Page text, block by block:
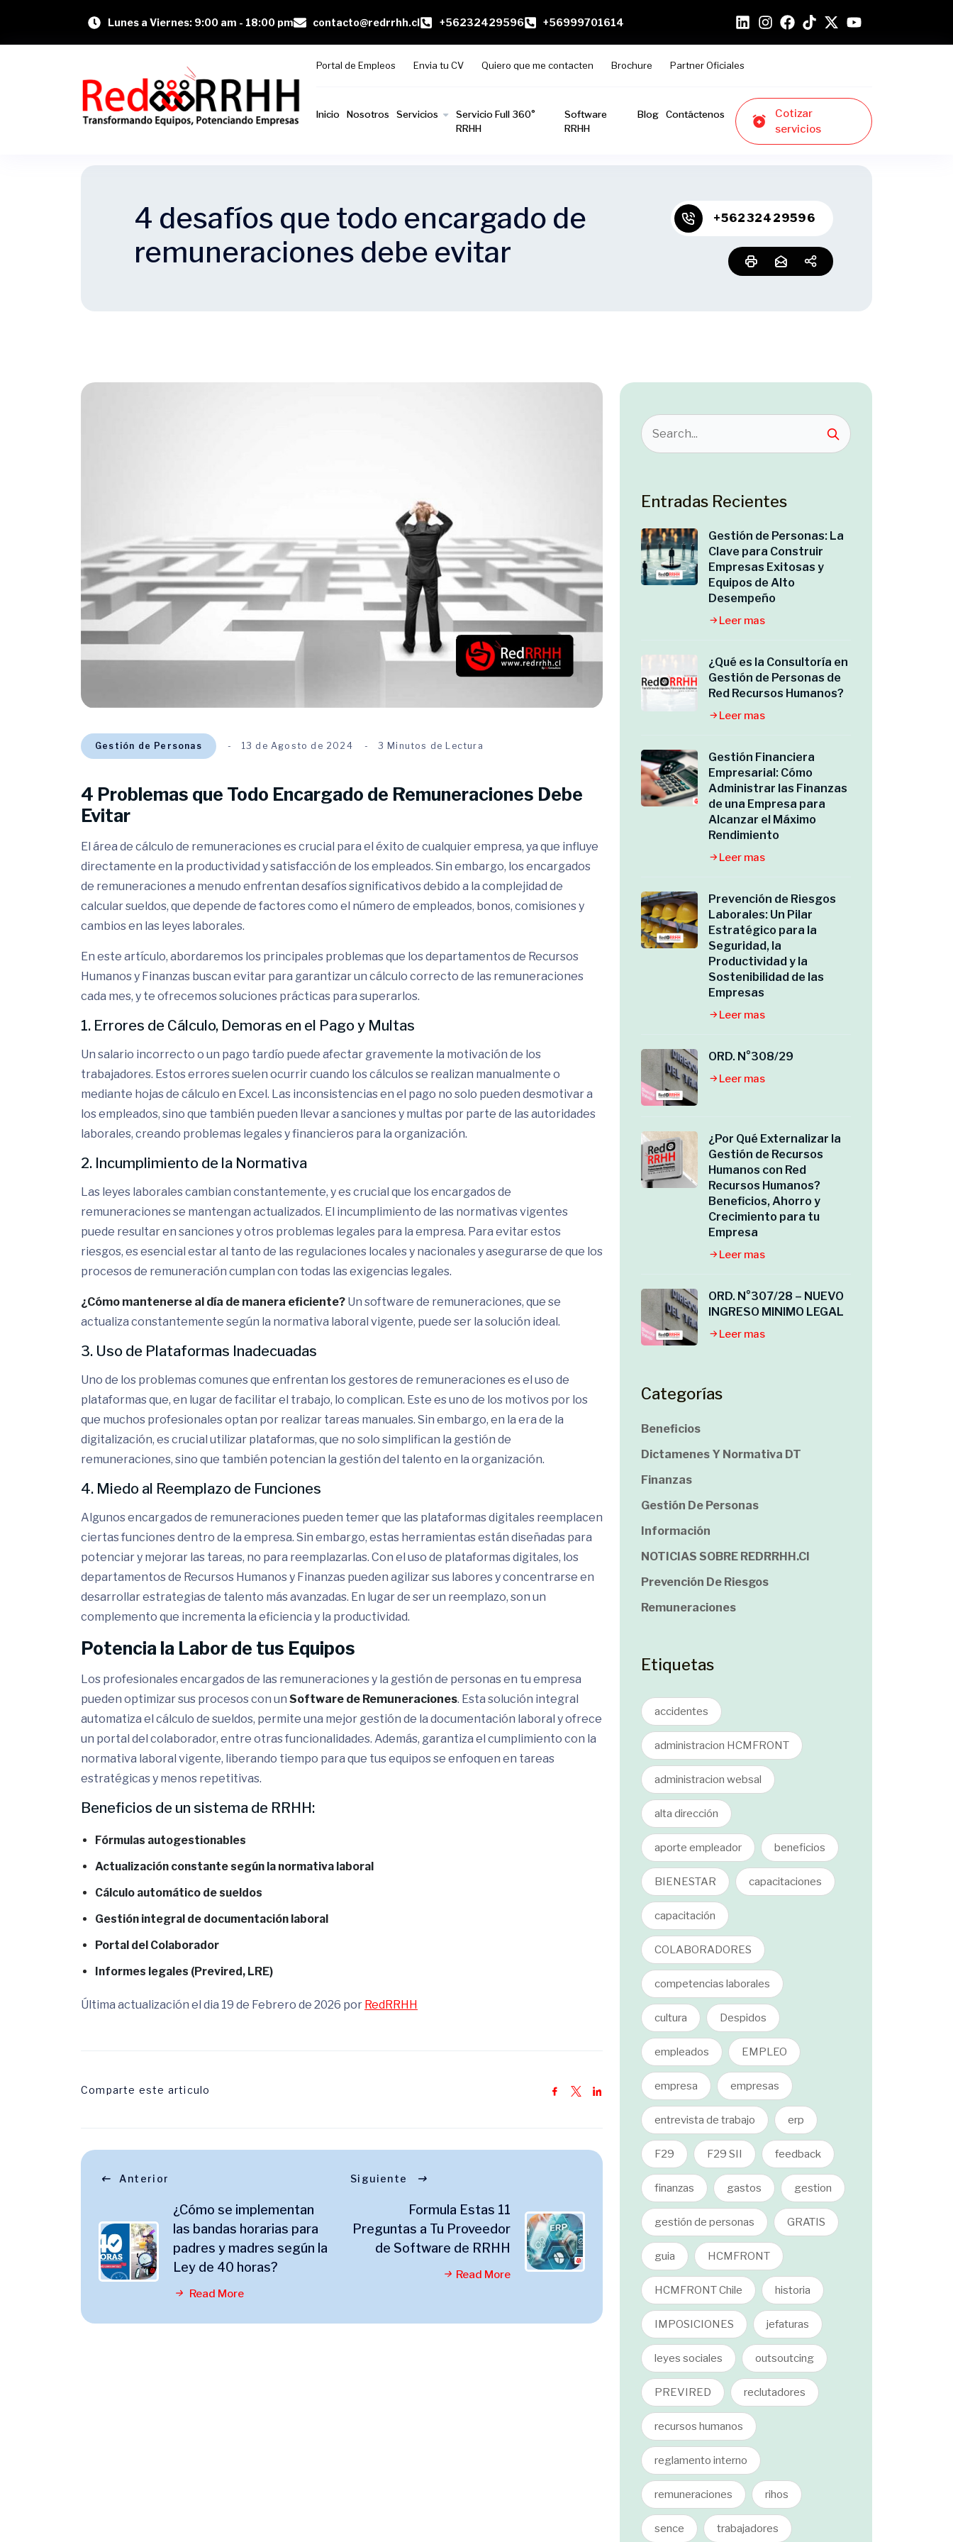
Lunes a Viernes: 9:00 am - 18:00 pm contacto@redrrhh.cl +56232429596 +56999701614
Portal de Empleos Envia tu CV Quiero que me contacten Brochure Partner Oficiales
Inicio Nosotros Servicios
Servicio Full 360°
RRHH
Software
RRHH
Blog Contáctenos
Cotizar
servicios
4 desafíos que todo encargado de
remuneraciones debe evitar
+56232429596
Gestión de Personas 13 de Agosto de 2024 3 Minutos de Lectura
4 Problemas que Todo Encargado de Remuneraciones Debe
Evitar
El área de cálculo de remuneraciones es crucial para el éxito de cualquier empresa, ya que influye
directamente en la productividad y satisfacción de los empleados. Sin embargo, los encargados
de remuneraciones a menudo enfrentan desafíos significativos debido a la complejidad de
calcular sueldos, que depende de factores como el número de empleados, bonos, comisiones y
cambios en las leyes laborales.
En este artículo, abordaremos los principales problemas que los departamentos de Recursos
Humanos y Finanzas buscan evitar para garantizar un cálculo correcto de las remuneraciones
cada mes, y te ofrecemos soluciones prácticas para superarlos.
1. Errores de Cálculo, Demoras en el Pago y Multas
Un salario incorrecto o un pago tardío puede afectar gravemente la motivación de los
trabajadores. Estos errores suelen ocurrir cuando los cálculos se realizan manualmente o
mediante hojas de cálculo en Excel. Las inconsistencias en el pago no solo pueden desmotivar a
los empleados, sino que también pueden llevar a sanciones y multas por parte de las autoridades
laborales, creando problemas legales y financieros para la organización.
2. Incumplimiento de la Normativa
Las leyes laborales cambian constantemente, y es crucial que los encargados de
remuneraciones se mantengan actualizados. El incumplimiento de las normativas vigentes
puede resultar en sanciones y otros problemas legales para la empresa. Para evitar estos
riesgos, es esencial estar al tanto de las regulaciones locales y nacionales y asegurarse de que los
procesos de remuneración cumplan con todas las exigencias legales.
¿Cómo mantenerse al día de manera eficiente? Un software de remuneraciones, que se
actualiza constantemente según la normativa laboral vigente, puede ser la solución ideal.
3. Uso de Plataformas Inadecuadas
Uno de los problemas comunes que enfrentan los gestores de remuneraciones es el uso de
plataformas que, en lugar de facilitar el trabajo, lo complican. Este es uno de los motivos por los
que muchos profesionales optan por realizar tareas manuales. Sin embargo, en la era de la
digitalización, es crucial utilizar plataformas, que no solo simplifican la gestión de
remuneraciones, sino que también potencian la gestión del talento en la organización.
4. Miedo al Reemplazo de Funciones
Algunos encargados de remuneraciones pueden temer que las plataformas digitales reemplacen
ciertas funciones dentro de la empresa. Sin embargo, estas herramientas están diseñadas para
potenciar y mejorar las tareas, no para reemplazarlas. Con el uso de plataformas digitales, los
departamentos de Recursos Humanos y Finanzas pueden agilizar sus labores y concentrarse en
desarrollar estrategias de talento más avanzadas. En lugar de ser un reemplazo, son un
complemento que incrementa la eficiencia y la productividad.
Potencia la Labor de tus Equipos
Los profesionales encargados de las remuneraciones y la gestión de personas en tu empresa
pueden optimizar sus procesos con un Software de Remuneraciones. Esta solución integral
automatiza el cálculo de sueldos, permite una mejor gestión de la documentación laboral y ofrece
un portal del colaborador, entre otras funcionalidades. Además, garantiza el cumplimiento con la
normativa laboral vigente, liberando tiempo para que tus equipos se enfoquen en tareas
estratégicas y menos repetitivas.
Beneficios de un sistema de RRHH:
Fórmulas autogestionables
Actualización constante según la normativa laboral
Cálculo automático de sueldos
Gestión integral de documentación laboral
Portal del Colaborador
Informes legales (Previred, LRE)
Última actualización el dia 19 de Febrero de 2026 por RedRRHH
Comparte este articulo
Anterior
¿Cómo se implementan
las bandas horarias para
padres y madres según la
Ley de 40 horas?
Read More
Siguiente
Formula Estas 11
Preguntas a Tu Proveedor
de Software de RRHH
Read More
Entradas Recientes
Gestión de Personas: La
Clave para Construir
Empresas Exitosas y
Equipos de Alto
Desempeño
Leer mas
¿Qué es la Consultoría en
Gestión de Personas de
Red Recursos Humanos?
Leer mas
Gestión Financiera
Empresarial: Cómo
Administrar las Finanzas
de una Empresa para
Alcanzar el Máximo
Rendimiento
Leer mas
Prevención de Riesgos
Laborales: Un Pilar
Estratégico para la
Seguridad, la
Productividad y la
Sostenibilidad de las
Empresas
Leer mas
ORD. N°308/29
Leer mas
¿Por Qué Externalizar la
Gestión de Recursos
Humanos con Red
Recursos Humanos?
Beneficios, Ahorro y
Crecimiento para tu
Empresa
Leer mas
ORD. N°307/28 – NUEVO
INGRESO MINIMO LEGAL
Leer mas
Categorías
Beneficios
Dictamenes Y Normativa DT
Finanzas
Gestión De Personas
Información
NOTICIAS SOBRE REDRRHH.cl
Prevención De Riesgos
Remuneraciones
Etiquetas
accidentes
administracion HCMFRONT
administracion websal
alta dirección
aporte empleador beneficios
BIENESTAR capacitaciones
capacitación
COLABORADORES
competencias laborales
cultura Despidos
empleados EMPLEO
empresa empresas
entrevista de trabajo erp
F29 F29 SII feedback
finanzas gastos gestion
gestión de personas GRATIS
guia HCMFRONT
HCMFRONT Chile historia
IMPOSICIONES jefaturas
leyes sociales outsoutcing
PREVIRED reclutadores
recursos humanos
reglamento interno
remuneraciones rihos
sence trabajadores